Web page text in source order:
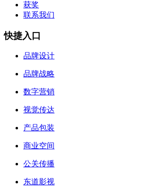
获奖
联系我们
快捷入口
品牌设计
品牌战略
数字营销
视觉传达
产品包装
商业空间
公关传播
东道影视